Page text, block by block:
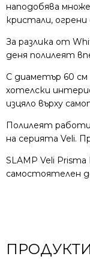
наподобява
кристали,
За разлика от
деня полилеят
С диаметър 60 см
хотелски
изцяло върху
Полилеят
на серията Veli.
SLAMP Veli
самостоятелен